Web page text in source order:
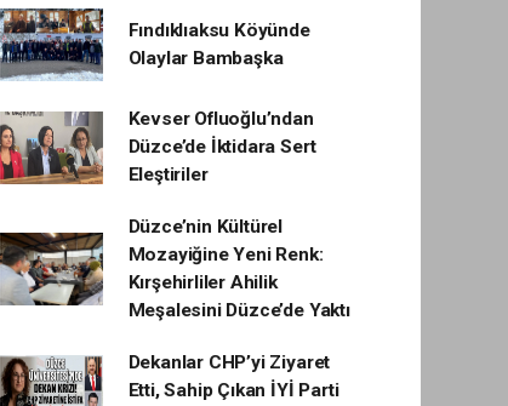
Fındıklıaksu Köyünde
Olaylar Bambaşka
Kevser Ofluoğlu’ndan
Düzce’de İktidara Sert
Eleştiriler
Düzce’nin Kültürel
Mozayiğine Yeni Renk:
Kırşehirliler Ahilik
Meşalesini Düzce’de Yaktı
Dekanlar CHP’yi Ziyaret
Etti, Sahip Çıkan İYİ Parti